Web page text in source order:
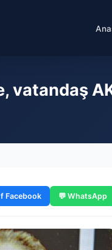
vatandaş
f Facebook 💬 WhatsApp